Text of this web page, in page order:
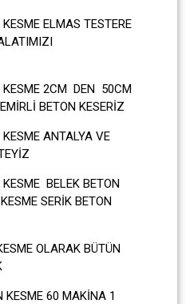
ELMAS TESTERE
2CM DEN 50CM
BETON KESERİZ
ANTALYA VE
BELEK BETON
SERİK BETON
OLARAK BÜTÜN
60 MAKİNA 1